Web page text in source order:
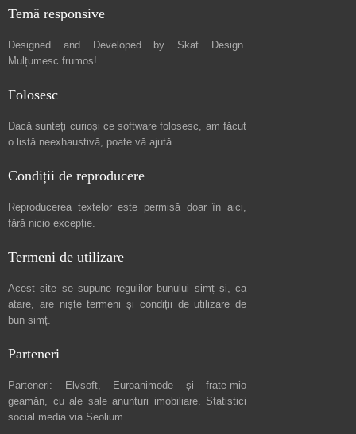
Temă responsive
Designed and Developed by Skat Design.
Mulțumesc frumos!
Folosesc
Dacă sunteți curioși ce software folosesc, am făcut
o listă neexhaustivă, poate vă ajută.
Condiții de reproducere
Reproducerea textelor este permisă doar în aici,
fără nicio excepție.
Termeni de utilizare
Acest site se supune regulilor bunului simț și, ca
atare, are niștetermeni și condiții de utilizare de
bun simț.
Parteneri
Parteneri: Elvsoft, Euroanimode și frate-mio
geamăn, cu ale sale anunturi imobiliare. Statistici
social media via Seolium.